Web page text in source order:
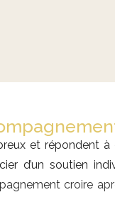
et répondent à
d’un soutien
croire